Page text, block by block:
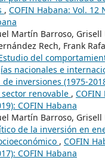
, COFIN Habana: Vol. 12
Martín Barroso, Grisell
Rech, Frank
del
nacionales e
inversiones (1975-
renovable , COFIN
COFIN Habana
Martín Barroso, Grisell
de la inversión en
, COFIN
COFIN Habana